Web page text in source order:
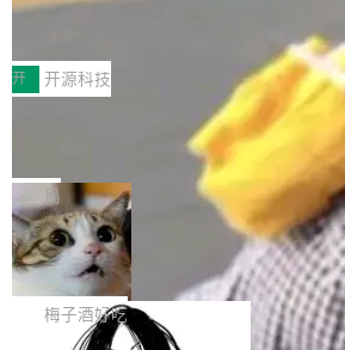
传输性能最高提升5倍。UCL-MPComm底层
于自研UCL-Engine通信引擎，后续腾讯网
持续开源更多基于UCL-Engine的高性能通
件。 腾讯网平团队在UCL-MPComm中实
个独立于业务线程的全局通信引擎（Engine
创新与落地成效成功入选。 全链路私有化部
助力企业AI研发安全落地 当前，越来越多
经开始引入 AI Coding 工具，通过调用公
型或企业内部部署模型提升研发效率。但随
Coding 从个人辅助工具逐步走向团队级、
级应用，企业在规模化落地过程中，对安全
可控性和代码质量提出了更高要求。 首先
安全与合规要求。对于大多数普通研发场景
有云模型能够满足快速试用和效率提升的需
但对于金融、能源、医疗等对数据安全要
深信服AI算力网关入选工信部人工智能
前不久，工业和信息化部正式发布《2025
智能应用典型案例名单》，集中展示人工智
各领域的应用成果，覆盖技术底座、行业赋
产品应用、支撑保障、专题等五大方向。深
AI算力网关（AI创新平台）成功入选！ 随
各业的Agent走向规模化建设，算力构成形
渐丰富，用户关注的重点也在发生变化：不
让AI用起来，还要进一步看清混合算力时代
Token花在哪里、算力是否被充分利用，以
续增长的AI成本该如何优化。 深信服AI算
正是围绕这些实际问题，从Token治理和成
开 开源科技
Jeff Dean 离开 Google：一个时代的结
束，一个实验室的开始
Google 员工编号 20。MapReduce 作者
Bigtable 作者之一。TensorFlow 的作者之
Gemini 的架构师。Google 首席科学家。
ean 在 Google 工作了 27 年后，宣布离职
不是一个人走。一同离开的还有 Sanjay
wat（Google 员工编号 23，Jeff Dean 二
年的编程搭档，MapReduce 和 Bigtable
局
🔥 SolonCode v2026.8.4 发布：界面
字体可调、22 种语言、记忆搜索增强
打开终端就能上岗的全中文编码智能体，这
把「看得清、用母语、记得住」三件事一次
齐。 SolonCode 是什么 SolonCode 是杭
梅子酒好吃